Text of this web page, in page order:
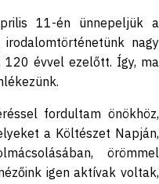
11-én ünnepeljük a
nagy
évvel ezelőtt. Így, ma
fordultam önökhöz,
a Költészet Napján,
örömmel
igen aktívak voltak,